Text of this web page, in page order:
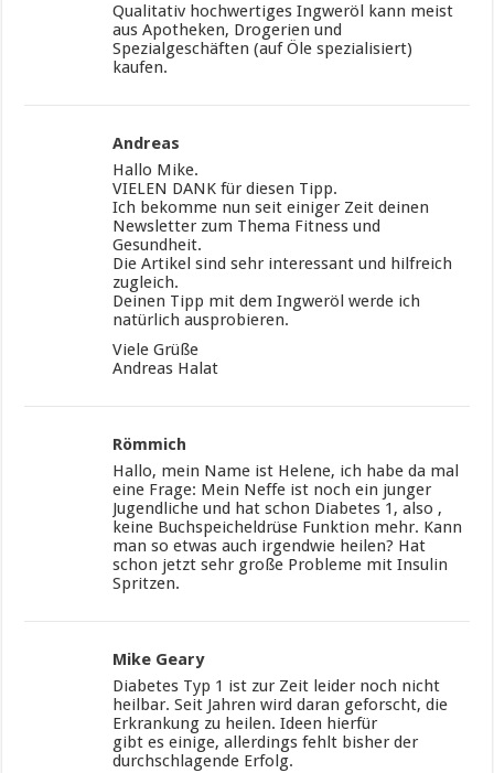
Qualitativ hochwertiges Ingweröl kann meist
aus Apotheken, Drogerien und
Spezialgeschäften (auf Öle spezialisiert)
kaufen.
Andreas
Hallo Mike.
VIELEN DANK für diesen Tipp.
Ich bekomme nun seit einiger Zeit deinen
Newsletter zum Thema Fitness und
Gesundheit.
Die Artikel sind sehr interessant und hilfreich
zugleich.
Deinen Tipp mit dem Ingweröl werde ich
natürlich ausprobieren.
Viele Grüße
Andreas Halat
Römmich
Hallo, mein Name ist Helene, ich habe da mal
eine Frage: Mein Neffe ist noch ein junger
Jugendliche und hat schon Diabetes 1, also ,
keine Buchspeicheldrüse Funktion mehr. Kann
man so etwas auch irgendwie heilen? Hat
schon jetzt sehr große Probleme mit Insulin
Spritzen.
Mike Geary
Diabetes Typ 1 ist zur Zeit leider noch nicht
heilbar. Seit Jahren wird daran geforscht, die
Erkrankung zu heilen. Ideen hierfür
gibt es einige, allerdings fehlt bisher der
durchschlagende Erfolg.